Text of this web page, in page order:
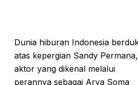
Dunia hiburan Indonesia
atas kepergian Sandy Permana,
aktor yang dikenal melalui
perannya sebagai Arya Soma